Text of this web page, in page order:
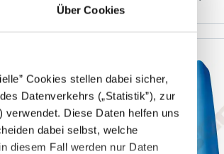
Über Cookies
Cookies stellen dabei sicher,
Datenverkehrs („Statistik”), zur
verwendet. Diese Daten helfen uns
dabei selbst, welche
diesem Fall werden nur Daten